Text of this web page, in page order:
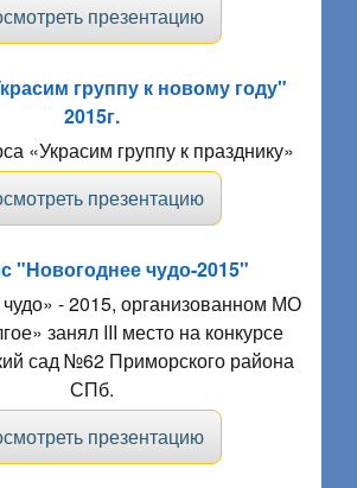
презентацию
группу к новому году"
2015г.
«Украсим группу к празднику»
презентацию
"Новогоднее чудо-2015"
- 2015, организованном МО
занял III место на конкурсе
сад №62 Приморского района
СПб.
презентацию